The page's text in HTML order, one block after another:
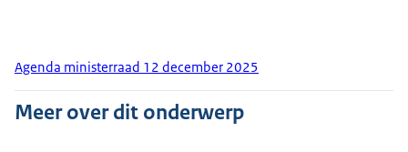
Agenda ministerraad 12 december 2025
Meer over dit onderwerp